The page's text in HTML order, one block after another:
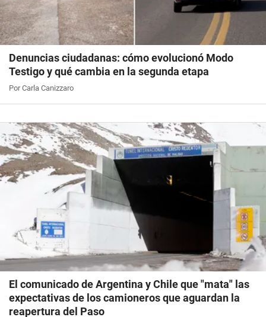
Denuncias ciudadanas: cómo evolucionó Modo
Testigo y qué cambia en la segunda etapa
Por Carla Canizzaro
El comunicado de Argentina y Chile que "mata" las
expectativas de los camioneros que aguardan la
reapertura del Paso